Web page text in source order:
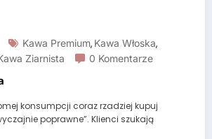
Kawa Premium, Kawa Włoska,
Ziarnista 0 Komentarze
konsumpcji coraz rzadziej kupuj
poprawne”. Klienci szukają